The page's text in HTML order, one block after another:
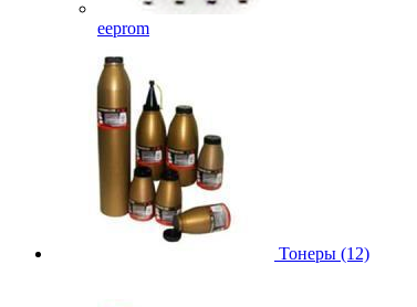
eeprom
Тонеры (12)